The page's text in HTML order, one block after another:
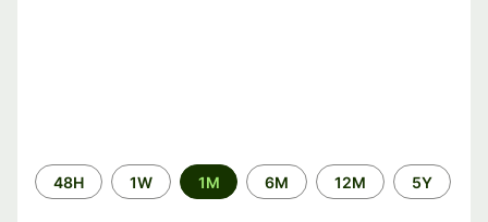
Time
period
48H 1W 1M 6M 12M 5Y